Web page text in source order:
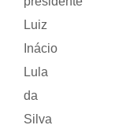
Luiz
Inácio
Lula
da
Silva